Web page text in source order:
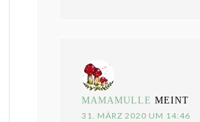
MAMAMULLE MEINT
31. MÄRZ 2020 UM 14:46